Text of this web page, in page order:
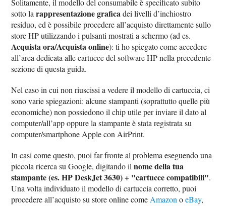
sotto larappresentazione graficadei livelli d’inchiostro
residuo, ed è possibile procedere all’acquisto direttamente sullo
store HP utilizzando i pulsanti mostrati a schermo (ad es.
Acquista ora/Acquista online): ti ho spiegato come accedere
all’area dedicata alle cartucce del software HP nella precedente
sezione di questa guida.
Nel caso in cui non riuscissi a vedere il modello di cartuccia, ci
sono varie spiegazioni: alcune stampanti (soprattutto quelle più
economiche) non possiedono il chip utile per inviare il dato al
computer/all’app oppure la stampante è stata registrata su
computer/smartphone Apple con AirPrint.
In casi come questo, puoi far fronte al problema eseguendo una
piccola ricerca su Google, digitando ilnome della tua
stampante (es. HP DeskJet 3630) + "cartucce compatibili".
Una volta individuato il modello di cartuccia corretto, puoi
procedere all’acquisto su store online come Amazon oeBay,